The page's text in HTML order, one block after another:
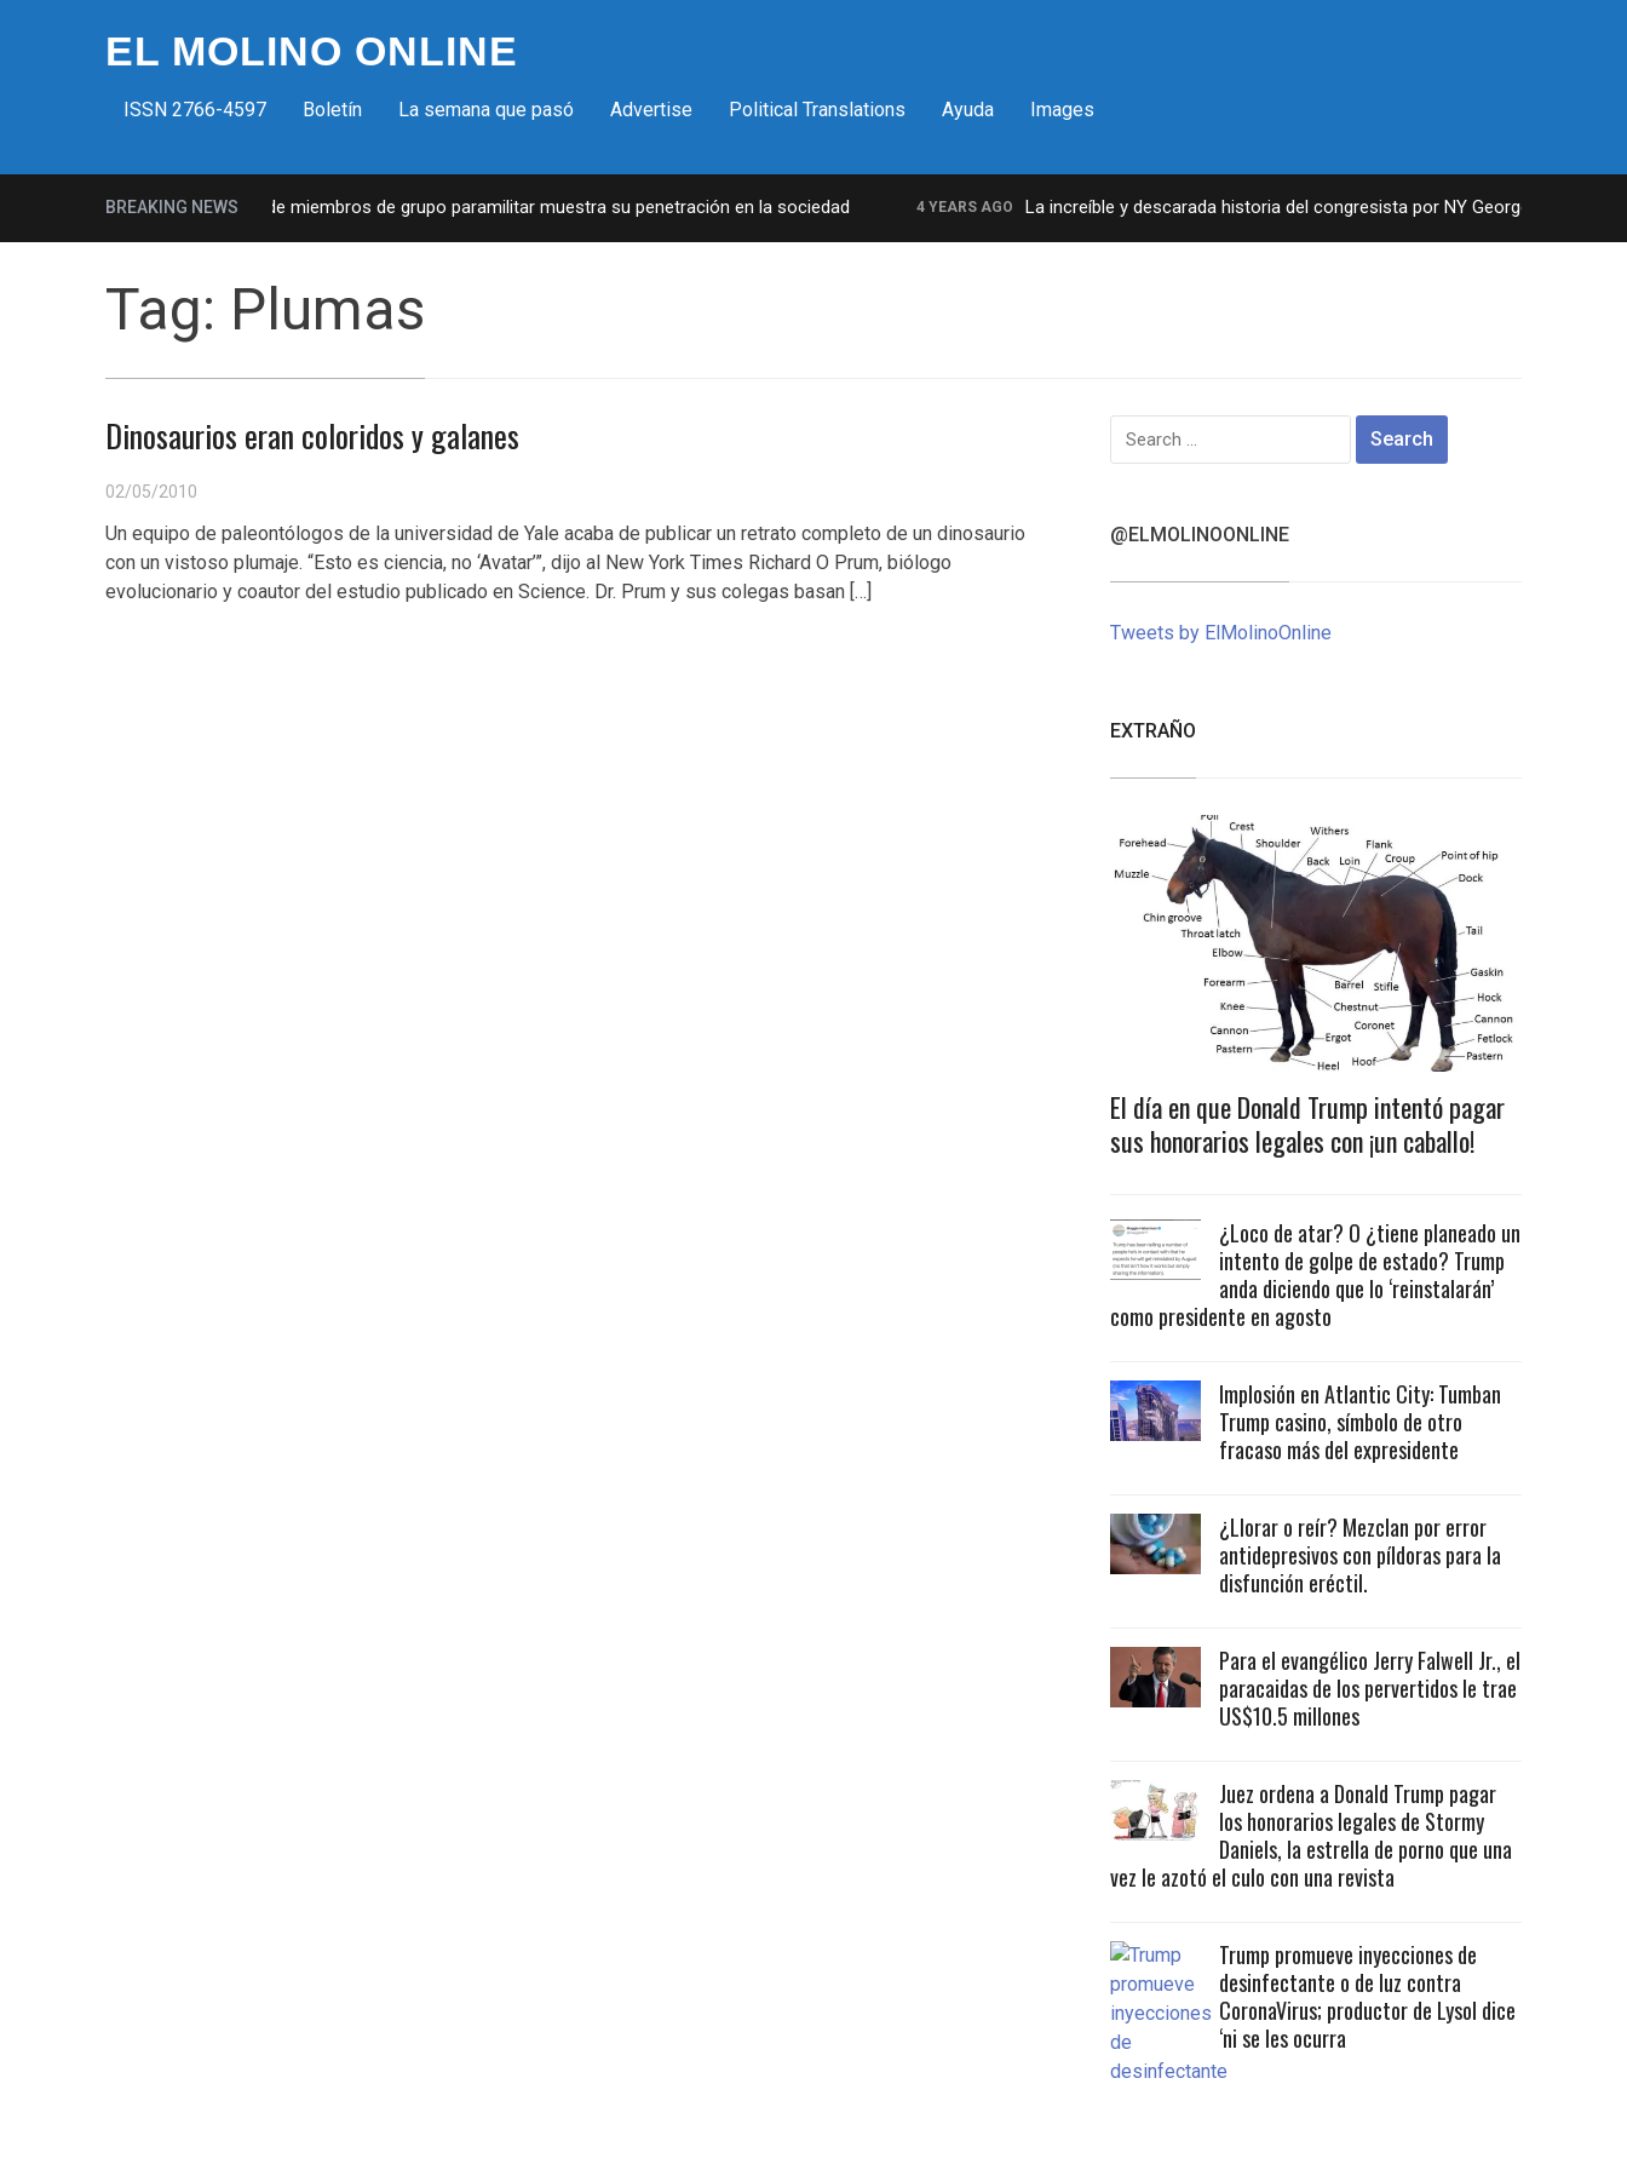
EL MOLINO ONLINE
ISSN 2766-4597 Boletín La semana que pasó Advertise Political Translations Ayuda Images
BREAKING NEWS
fascistas en EUA: Lista de miembros de grupo paramilitar muestra su penetración en la sociedad 4 YEARS AGO La increíble y descarada historia del congresista por NY George Santos
Tag: Plumas
Dinosaurios eran coloridos y galanes
02/05/2010
Un equipo de paleontólogos de la universidad de Yale acaba de publicar un retrato completo de un dinosaurio
con un vistoso plumaje. “Esto es ciencia, no ‘Avatar’”, dijo al New York Times Richard O Prum, biólogo
evolucionario y coautor del estudio publicado en Science. Dr. Prum y sus colegas basan […]
Search
for:
@ELMOLINOONLINE
Tweets by ElMolinoOnline
EXTRAÑO
El día en que Donald Trump intentó pagar
sus honorarios legales con ¡un caballo!
¿Loco de atar? O ¿tiene planeado un
intento de golpe de estado? Trump
anda diciendo que lo ‘reinstalarán’
como presidente en agosto
Implosión en Atlantic City: Tumban
Trump casino, símbolo de otro
fracaso más del expresidente
¿Llorar o reír? Mezclan por error
antidepresivos con píldoras para la
disfunción eréctil.
Para el evangélico Jerry Falwell Jr., el
paracaidas de los pervertidos le trae
US$10.5 millones
Juez ordena a Donald Trump pagar
los honorarios legales de Stormy
Daniels, la estrella de porno que una
vez le azotó el culo con una revista
Trump promueve inyecciones de
desinfectante o de luz contra
CoronaVirus; productor de Lysol dice
‘ni se les ocurra